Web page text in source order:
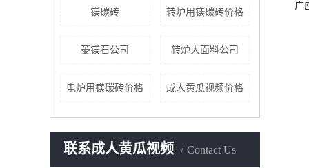
镁碳砖 转炉用镁碳砖价格
菱镁石公司 转炉大面料公司
电炉用镁碳砖价格 成人黄瓜视频价格
联系成人黄瓜视频 Contact Us
广